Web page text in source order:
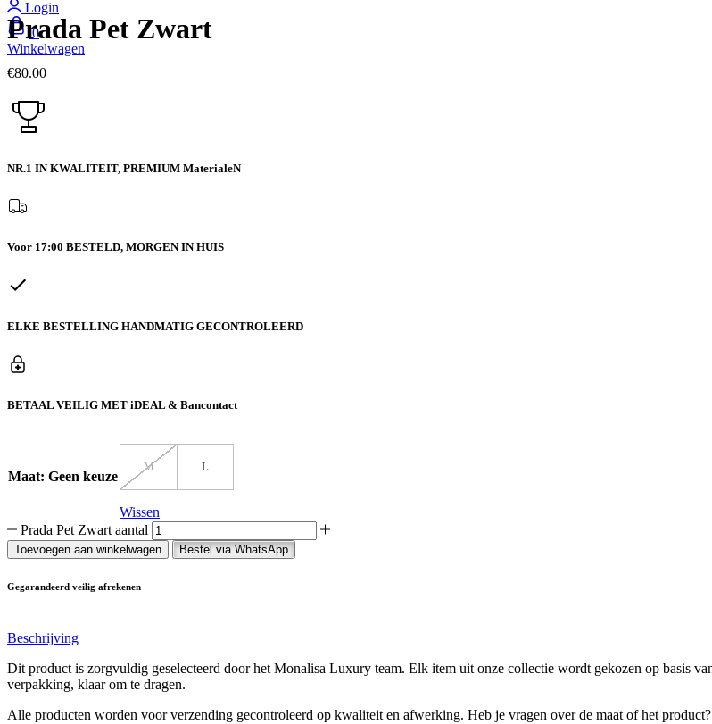
Login
0
Winkelwagen
Prada Pet Zwart
€80.00
NR.1 IN KWALITEIT, PREMIUM MaterialeN
Voor 17:00 BESTELD, MORGEN IN HUIS
ELKE BESTELLING HANDMATIG GECONTROLEERD
BETAAL VEILIG MET iDEAL & Bancontact
Maat: Geen keuze
M L
Wissen
Prada Pet Zwart aantal
Toevoegen aan winkelwagen Bestel via WhatsApp
Gegarandeerd veilig afrekenen
Beschrijving
Dit product is zorgvuldig geselecteerd door het Monalisa Luxury team. Elk item uit onze collectie wordt gekozen op basis
verpakking, klaar om te dragen.
Alle producten worden voor verzending gecontroleerd op kwaliteit en afwerking. Heb je vragen over de maat of het